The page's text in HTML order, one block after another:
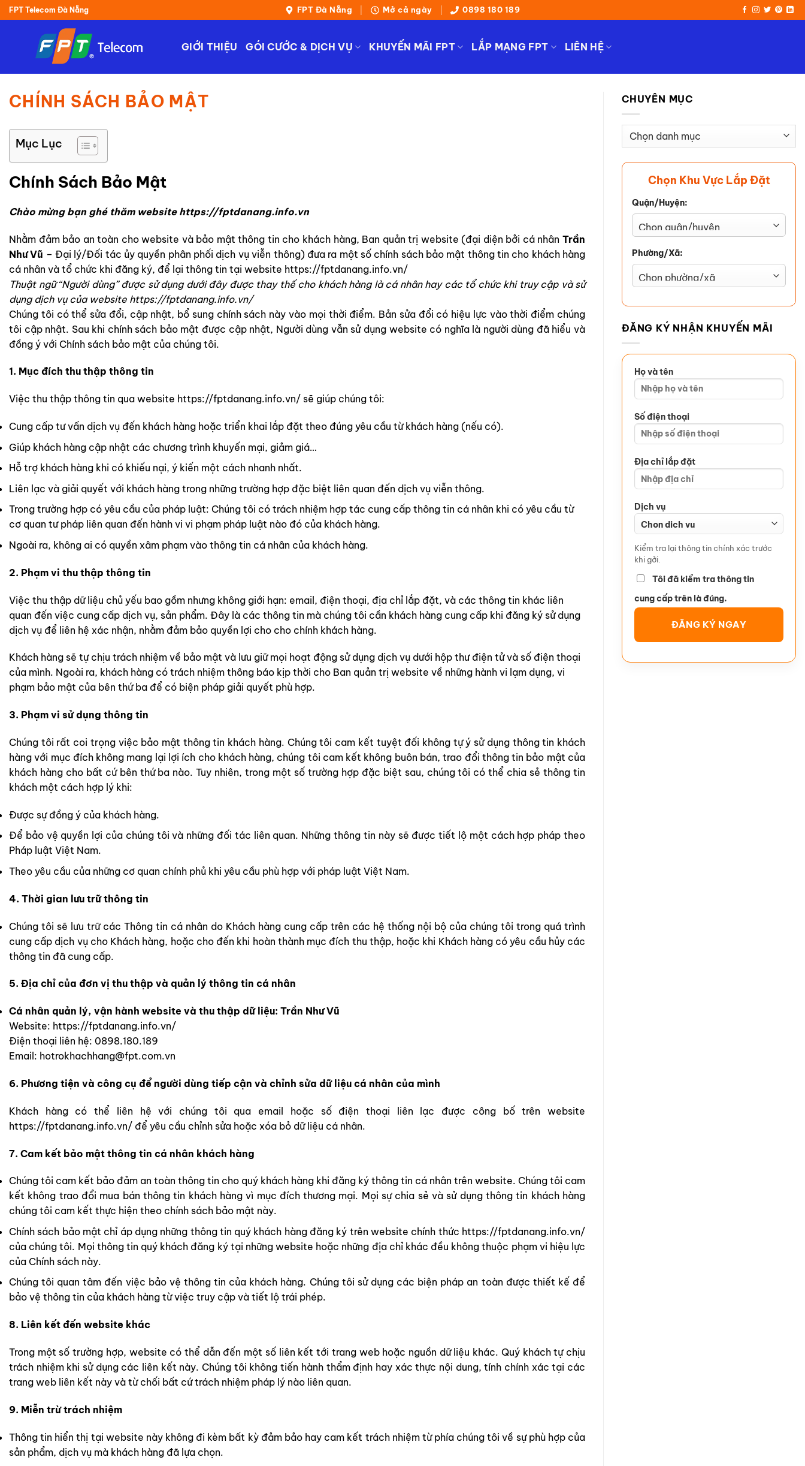
Chuyển
đến
FPT Telecom Đà Nẵng FPT Đà Nẵng Mở cả ngày 0898 180 189
GIỚI THIỆU GÓI CƯỚC & DỊCH VỤ KHUYẾN MÃI FPT LẮP MẠNG FPT LIÊN HỆ
CHÍNH SÁCH BẢO MẬT
Mục Lục
Chính Sách Bảo Mật
Chào mừng bạn ghé thăm website https://fptdanang.info.vn
Nhằm đảm bảo an toàn cho website và bảo mật thông tin cho khách hàng, Ban quản trị website (đại diện bởi cá nhân Trần
Như Vũ – Đại lý/Đối tác ủy quyền phân phối dịch vụ viễn thông) đưa ra một số chính sách bảo mật thông tin cho khách hàng
cá nhân và tổ chức khi đăng ký, để lại thông tin tại website https://fptdanang.info.vn/
Thuật ngữ “Người dùng” được sử dụng dưới đây được thay thế cho khách hàng là cá nhân hay các tổ chức khi truy cập và sử
dụng dịch vụ của website https://fptdanang.info.vn/
Chúng tôi có thể sửa đổi, cập nhật, bổ sung chính sách này vào mọi thời điểm. Bản sửa đổi có hiệu lực vào thời điểm chúng
tôi cập nhật. Sau khi chính sách bảo mật được cập nhật, Người dùng vẫn sử dụng website có nghĩa là người dùng đã hiểu và
đồng ý với Chính sách bảo mật của chúng tôi.
1. Mục đích thu thập thông tin
Việc thu thập thông tin qua website https://fptdanang.info.vn/ sẽ giúp chúng tôi:
Cung cấp tư vấn dịch vụ đến khách hàng hoặc triển khai lắp đặt theo đúng yêu cầu từ khách hàng (nếu có).
Giúp khách hàng cập nhật các chương trình khuyến mại, giảm giá…
Hỗ trợ khách hàng khi có khiếu nại, ý kiến một cách nhanh nhất.
Liên lạc và giải quyết với khách hàng trong những trường hợp đặc biệt liên quan đến dịch vụ viễn thông.
Trong trường hợp có yêu cầu của pháp luật: Chúng tôi có trách nhiệm hợp tác cung cấp thông tin cá nhân khi có yêu cầu từ
cơ quan tư pháp liên quan đến hành vi vi phạm pháp luật nào đó của khách hàng.
Ngoài ra, không ai có quyền xâm phạm vào thông tin cá nhân của khách hàng.
2. Phạm vi thu thập thông tin
Việc thu thập dữ liệu chủ yếu bao gồm nhưng không giới hạn: email, điện thoại, địa chỉ lắp đặt, và các thông tin khác liên
quan đến việc cung cấp dịch vụ, sản phẩm. Đây là các thông tin mà chúng tôi cần khách hàng cung cấp khi đăng ký sử dụng
dịch vụ để liên hệ xác nhận, nhằm đảm bảo quyền lợi cho cho chính khách hàng.
Khách hàng sẽ tự chịu trách nhiệm về bảo mật và lưu giữ mọi hoạt động sử dụng dịch vụ dưới hộp thư điện tử và số điện thoại
của mình. Ngoài ra, khách hàng có trách nhiệm thông báo kịp thời cho Ban quản trị website về những hành vi lạm dụng, vi
phạm bảo mật của bên thứ ba để có biện pháp giải quyết phù hợp.
3. Phạm vi sử dụng thông tin
Chúng tôi rất coi trọng việc bảo mật thông tin khách hàng. Chúng tôi cam kết tuyệt đối không tự ý sử dụng thông tin khách
hàng với mục đích không mang lại lợi ích cho khách hàng, chúng tôi cam kết không buôn bán, trao đổi thông tin bảo mật của
khách hàng cho bất cứ bên thứ ba nào. Tuy nhiên, trong một số trường hợp đặc biệt sau, chúng tôi có thể chia sẻ thông tin
khách một cách hợp lý khi:
Được sự đồng ý của khách hàng.
Để bảo vệ quyền lợi của chúng tôi và những đối tác liên quan. Những thông tin này sẽ được tiết lộ một cách hợp pháp theo
Pháp luật Việt Nam.
Theo yêu cầu của những cơ quan chính phủ khi yêu cầu phù hợp với pháp luật Việt Nam.
4. Thời gian lưu trữ thông tin
Chúng tôi sẽ lưu trữ các Thông tin cá nhân do Khách hàng cung cấp trên các hệ thống nội bộ của chúng tôi trong quá trình
cung cấp dịch vụ cho Khách hàng, hoặc cho đến khi hoàn thành mục đích thu thập, hoặc khi Khách hàng có yêu cầu hủy các
thông tin đã cung cấp.
5. Địa chỉ của đơn vị thu thập và quản lý thông tin cá nhân
Cá nhân quản lý, vận hành website và thu thập dữ liệu: Trần Như Vũ
Website: https://fptdanang.info.vn/
Điện thoại liên hệ: 0898.180.189
Email: hotrokhachhang@fpt.com.vn
6. Phương tiện và công cụ để người dùng tiếp cận và chỉnh sửa dữ liệu cá nhân của mình
Khách hàng có thể liên hệ với chúng tôi qua email hoặc số điện thoại liên lạc được công bố trên website
https://fptdanang.info.vn/ để yêu cầu chỉnh sửa hoặc xóa bỏ dữ liệu cá nhân.
7. Cam kết bảo mật thông tin cá nhân khách hàng
Chúng tôi cam kết bảo đảm an toàn thông tin cho quý khách hàng khi đăng ký thông tin cá nhân trên website. Chúng tôi cam
kết không trao đổi mua bán thông tin khách hàng vì mục đích thương mại. Mọi sự chia sẻ và sử dụng thông tin khách hàng
chúng tôi cam kết thực hiện theo chính sách bảo mật này.
Chính sách bảo mật chỉ áp dụng những thông tin quý khách hàng đăng ký trên website chính thức https://fptdanang.info.vn/
của chúng tôi. Mọi thông tin quý khách đăng ký tại những website hoặc những địa chỉ khác đều không thuộc phạm vi hiệu lực
của Chính sách này.
Chúng tôi quan tâm đến việc bảo vệ thông tin của khách hàng. Chúng tôi sử dụng các biện pháp an toàn được thiết kế để
bảo vệ thông tin của khách hàng từ việc truy cập và tiết lộ trái phép.
8. Liên kết đến website khác
Trong một số trường hợp, website có thể dẫn đến một số liên kết tới trang web hoặc nguồn dữ liệu khác. Quý khách tự chịu
trách nhiệm khi sử dụng các liên kết này. Chúng tôi không tiến hành thẩm định hay xác thực nội dung, tính chính xác tại các
trang web liên kết này và từ chối bất cứ trách nhiệm pháp lý nào liên quan.
9. Miễn trừ trách nhiệm
Thông tin hiển thị tại website này không đi kèm bất kỳ đảm bảo hay cam kết trách nhiệm từ phía chúng tôi về sự phù hợp của
sản phẩm, dịch vụ mà khách hàng đã lựa chọn.
CHUYÊN MỤC
Chuyên
Mục
Chọn Khu Vực Lắp Đặt
Quận/Huyện:
Phường/Xã:
ĐĂNG KÝ NHẬN KHUYẾN MÃI
Họ và tên
Số điện thoại
Địa chỉ lắp đặt
Dịch vụ
Kiểm tra lại thông tin chính xác trước
khi gởi.
Tôi đã kiểm tra thông tin
cung cấp trên là đúng.